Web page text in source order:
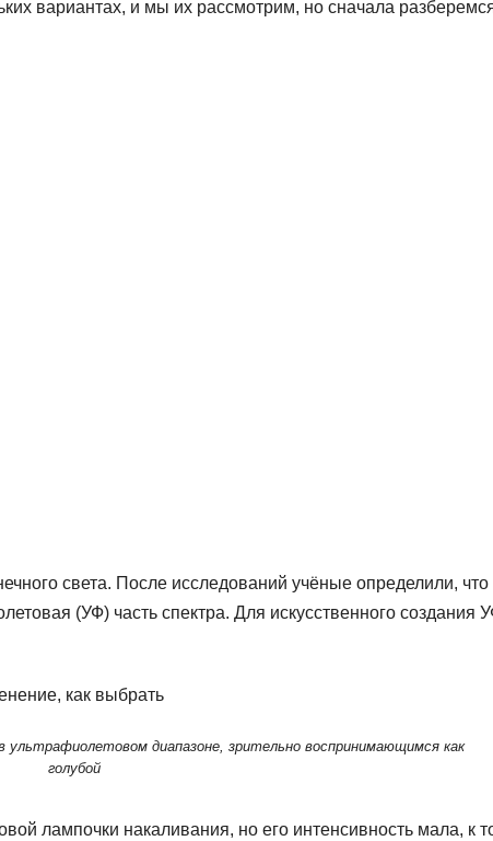
вариантах, и мы их рассмотрим, но сначала
света. После исследований учёные определили, что
(УФ) часть спектра. Для искусственного создания
ультрафиолетовом диапазоне, зрительно воспринимающимся как
голубой
лампочки накаливания, но его интенсивность мала, к